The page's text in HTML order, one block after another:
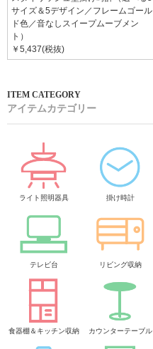
サイズ＆5デザイン／フレームゴール
ド色／音なしスイープムーブメン
ト）
￥5,437(税抜)
アイテムカテゴリー
ライト照明器具 掛け時計
テレビ台 リビング収納
食器棚＆キッチン収納 カウンターテーブル